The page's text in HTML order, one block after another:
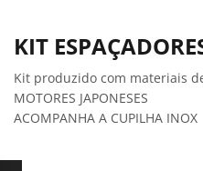
KIT
Kit produzido com materiais
MOTORES JAPONESES
ACOMPANHA A CUPILHA INOX